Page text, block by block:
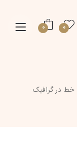
0
0
خط در گرافیک